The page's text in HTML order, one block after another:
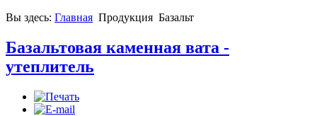
Вы здесь: Главная Продукция Базальт
Базальтовая каменная вата -
утеплитель